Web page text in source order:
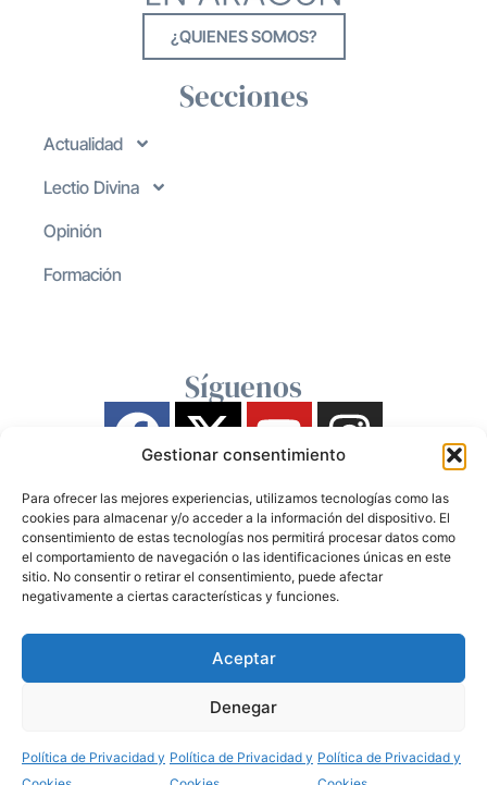
Gestionar consentimiento
Para ofrecer las mejores experiencias, utilizamos tecnologías como las
cookies para almacenar y/o acceder a la información del dispositivo. El
consentimiento de estas tecnologías nos permitirá procesar datos como
el comportamiento de navegación o las identificaciones únicas en este
sitio. No consentir o retirar el consentimiento, puede afectar
negativamente a ciertas características y funciones.
Aceptar
Denegar
Política de Privacidad y Política de Privacidad y Política de Privacidad y
¿QUIENES SOMOS?
Secciones
Actualidad
Lectio Divina
Opinión
Formación
Síguenos